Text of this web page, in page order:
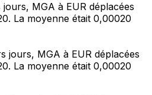
MGA à EUR déplacées
La moyenne était 0,00020
jours, MGA à EUR déplacées
La moyenne était 0,00020